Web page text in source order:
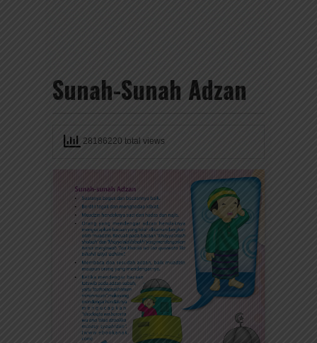
Sunah-Sunah Adzan
28186220 total views